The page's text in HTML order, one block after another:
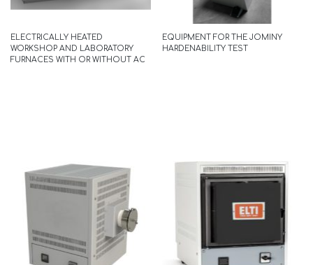
ELECTRICALLY HEATED
WORKSHOP AND LABORATORY
FURNACES WITH OR WITHOUT AC
EQUIPMENT FOR THE JOMINY
HARDENABILITY TEST
READ MORE
ECOLINE